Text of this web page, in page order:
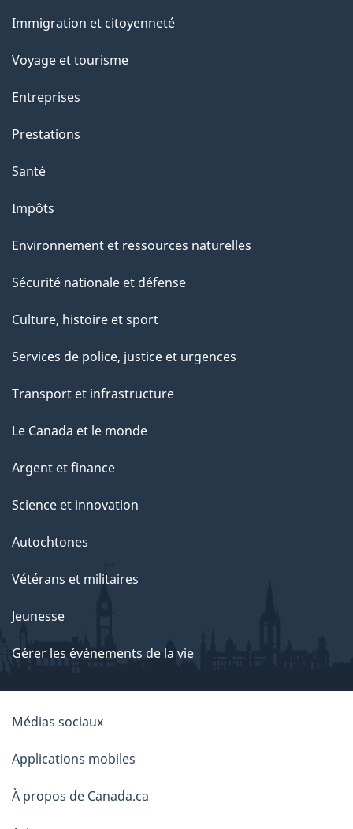
sujets
Immigration et citoyenneté
Voyage et tourisme
Entreprises
Prestations
Santé
Impôts
Environnement et ressources naturelles
Sécurité nationale et défense
Culture, histoire et sport
Services de police, justice et urgences
Transport et infrastructure
Le Canada et le monde
Argent et finance
Science et innovation
Autochtones
Vétérans et militaires
Jeunesse
Gérer les événements de la vie
À
propos
de
Médias sociaux
Applications mobiles
À propos de Canada.ca